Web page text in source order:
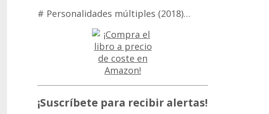
# Personalidades múltiples (2018)…
¡Suscríbete para recibir alertas!